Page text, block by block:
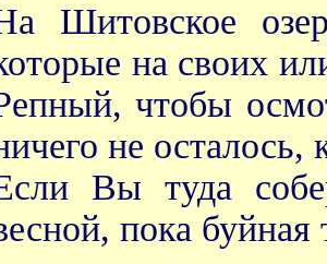
Шитовское
на своих
чтобы
не
Вы туда
пока буйная